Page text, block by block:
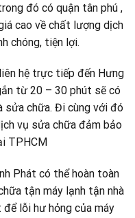
đó có quận tân phú ,
cao về chất lượng dịch
chóng, tiện lợi.
hệ trực tiếp đến Hưng
từ 20 – 30 phút sẽ có
sửa chữa. Đi cùng với đó
vụ sửa chữa đảm bảo
TPHCM
Phát có thể hoàn toàn
tận máy lạnh tận nhà
lỗi hư hỏng của máy